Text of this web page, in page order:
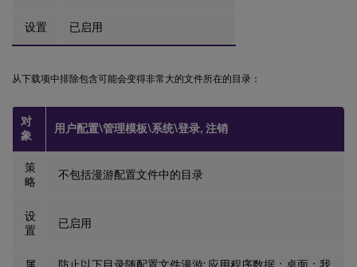
设置 已启用
从下载项中排除包含可能会变得非常大的文件所在的目录：
对
象
用户配置\管理模板\系统\登录, 注销
策
略
不包括漫游配置文件中的目录
设
置
已启用
属 防止以下目录随配置文件漫游: 应用程序数据；桌面；我